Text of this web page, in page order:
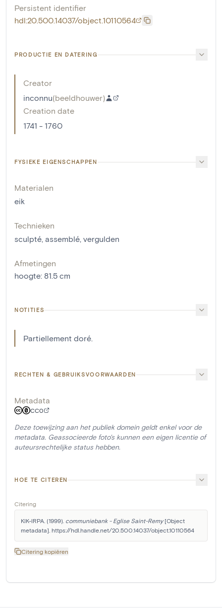
Persistent identifier
hdl:20.500.14037/object.10110564
PRODUCTIE EN DATERING
Creator
inconnu(beeldhouwer)
Creation date
1741 - 1760
FYSIEKE EIGENSCHAPPEN
Materialen
eik
Technieken
sculpté, assemblé, vergulden
Afmetingen
hoogte: 81.5 cm
NOTITIES
Partiellement doré.
RECHTEN & GEBRUIKSVOORWAARDEN
Metadata
CC0
Deze toewijzing aan het publiek domein geldt enkel voor de
metadata. Geassocieerde foto's kunnen een eigen licentie of
auteursrechtelijke status hebben.
HOE TE CITEREN
Citering
KIK-IRPA. (1999). communiebank - Eglise Saint-Remy [Object
metadata]. https://hdl.handle.net/20.500.14037/object.10110564
Citering kopiëren